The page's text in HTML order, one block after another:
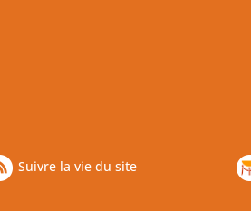
Suivre la vie du site